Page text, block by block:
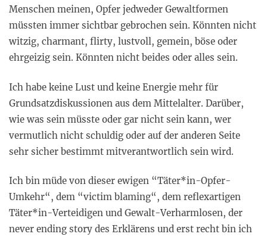
Menschen meinen, Opfer jedweder Gewaltformen
müssten immer sichtbar gebrochen sein. Könnten nicht
witzig, charmant, flirty, lustvoll, gemein, böse oder
ehrgeizig sein. Könnten nicht beides oder alles sein.
Ich habe keine Lust und keine Energie mehr für
Grundsatzdiskussionen aus dem Mittelalter. Darüber,
wie was sein müsste oder gar nicht sein kann, wer
vermutlich nicht schuldig oder auf der anderen Seite
sehr sicher bestimmt mitverantwortlich sein wird.
Ich bin müde von dieser ewigen “Täter*in-Opfer-
Umkehr“, dem “victim blaming“, dem reflexartigen
Täter*in-Verteidigen und Gewalt-Verharmlosen, der
never ending story des Erklärens und erst recht bin ich